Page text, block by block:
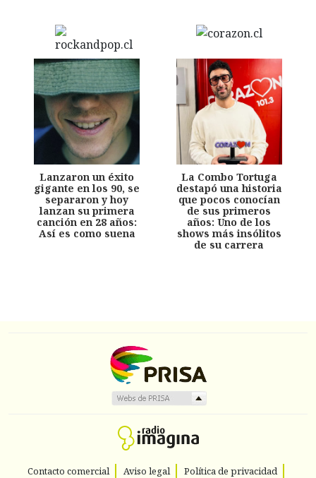
Lanzaron un éxito
gigante en los 90, se
separaron y hoy
lanzan su primera
canción en 28 años:
Así es como suena
La Combo Tortuga
destapó una historia
que pocos conocían
de sus primeros
años: Uno de los
shows más insólitos
de su carrera
Contacto comercial Aviso legal
Política de privacidad